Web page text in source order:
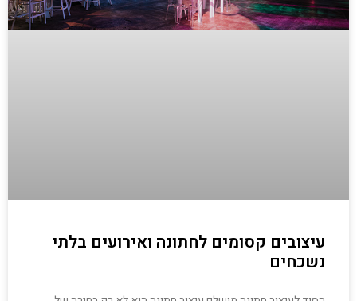
עיצובים קסומים לחתונה ואירועים בלתי
נשכחים